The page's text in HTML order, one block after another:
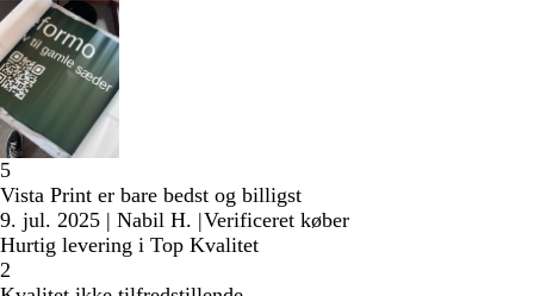
5
Vista Print er bare bedst og billigst
9. jul. 2025 | Nabil H. |Verificeret køber
Hurtig levering i Top Kvalitet
2